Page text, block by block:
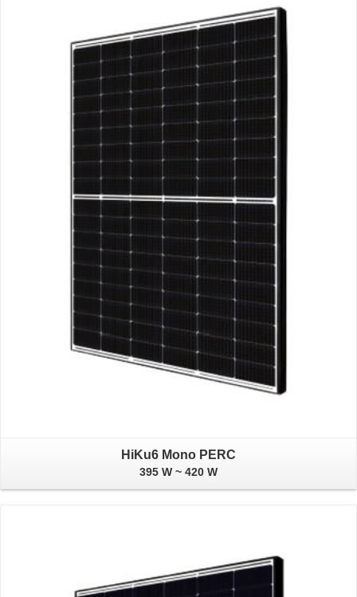
HiKu6 Mono PERC
395 W ~ 420 W